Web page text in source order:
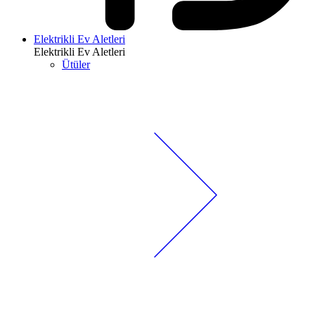
Elektrikli Ev Aletleri
Elektrikli Ev Aletleri
Ütüler